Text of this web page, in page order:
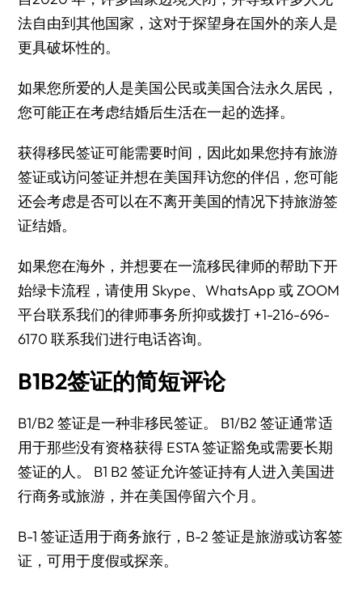
法自由到其他国家，这对于探望身在国外的亲人是
更具破坏性的。
如果您所爱的人是美国公民或美国合法永久居民，
您可能正在考虑结婚后生活在一起的选择。
获得移民签证可能需要时间，因此如果您持有旅游
签证或访问签证并想在美国拜访您的伴侣，您可能
还会考虑是否可以在不离开美国的情况下持旅游签
证结婚。
如果您在海外，并想要在一流移民律师的帮助下开
始绿卡流程，请使用 Skype、WhatsApp 或 ZOOM
平台联系我们的律师事务所抑或拨打 +1-216-696-
6170 联系我们进行电话咨询。
B1B2签证的简短评论
B1/B2 签证是一种非移民签证。 B1/B2 签证通常适
用于那些没有资格获得 ESTA 签证豁免或需要长期
签证的人。 B1 B2 签证允许签证持有人进入美国进
行商务或旅游，并在美国停留六个月。
B-1 签证适用于商务旅行，B-2 签证是旅游或访客签
证，可用于度假或探亲。